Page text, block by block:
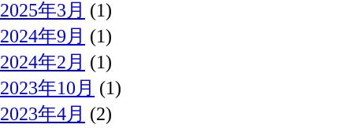
2025年3月 (1)
2024年9月 (1)
2024年2月 (1)
2023年10月 (1)
2023年4月 (2)